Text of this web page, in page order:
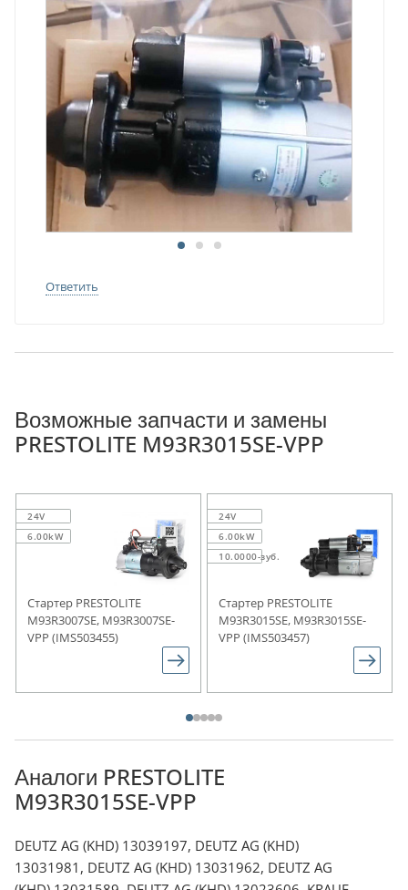
Ответить
Возможные запчасти и замены
PRESTOLITE M93R3015SE-VPP
24V
6.00kW
Стартер PRESTOLITE
M93R3007SE, M93R3007SE-
VPP (IMS503455)
24V
6.00kW
10.0000-зуб.
Стартер PRESTOLITE
M93R3015SE, M93R3015SE-
VPP (IMS503457)
Аналоги PRESTOLITE
M93R3015SE-VPP
DEUTZ AG (KHD) 13039197, DEUTZ AG (KHD)
13031981, DEUTZ AG (KHD) 13031962, DEUTZ AG